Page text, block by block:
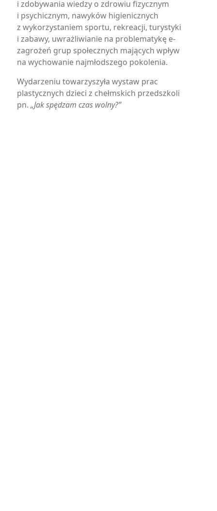
i zdobywania wiedzy o zdrowiu fizycznym
i psychicznym, nawyków higienicznych
z wykorzystaniem sportu, rekreacji, turystyki
i zabawy, uwrażliwianie na problematykę e-
zagrożeń grup społecznych mających wpływ
na wychowanie najmłodszego pokolenia.
Wydarzeniu towarzyszyła wystaw prac
plastycznych dzieci z chełmskich przedszkoli
pn. „Jak spędzam czas wolny?”